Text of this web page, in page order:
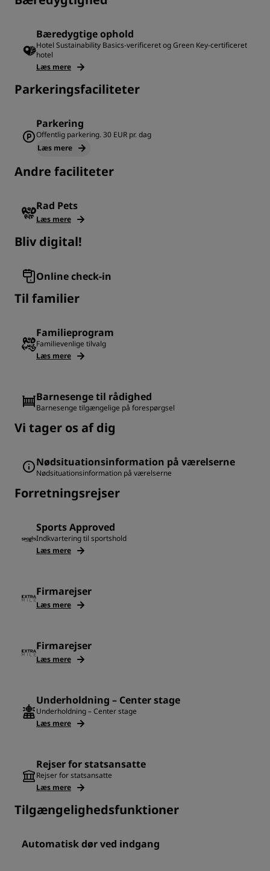
Bæredygtige ophold
Hotel Sustainability Basics-verificeret og Green Key-certificeret
hotel
Læs mere
Parkeringsfaciliteter
Parkering
Offentlig parkering. 30 EUR pr. dag
Læs mere
Andre faciliteter
Rad Pets
Læs mere
Bliv digital!
Online check-in
Til familier
Familieprogram
Familievenlige tilvalg
Læs mere
Barnesenge til rådighed
Barnesenge tilgængelige på forespørgsel
Vi tager os af dig
Nødsituationsinformation på værelserne
Nødsituationsinformation på værelserne
Forretningsrejser
Sports Approved
Indkvartering til sportshold
Læs mere
Firmarejser
Læs mere
Firmarejser
Læs mere
Underholdning – Center stage
Underholdning – Center stage
Læs mere
Rejser for statsansatte
Rejser for statsansatte
Læs mere
Tilgængelighedsfunktioner
Automatisk dør ved indgang